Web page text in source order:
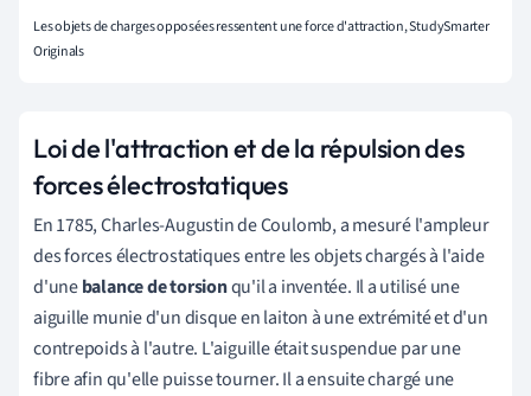
Les objets de charges opposées ressentent une force d'attraction, StudySmarter
Originals
Loi de l'attraction et de la répulsion des
forces électrostatiques
En 1785, Charles-Augustin de Coulomb, a mesuré l'ampleur
des forces électrostatiques entre les objets chargés à l'aide
d'unebalance de torsionqu'il a inventée. Il a utilisé une
aiguille munie d'un disque en laiton à une extrémité et d'un
contrepoids à l'autre. L'aiguille était suspendue par une
fibre afin qu'elle puisse tourner. Il a ensuite chargé une